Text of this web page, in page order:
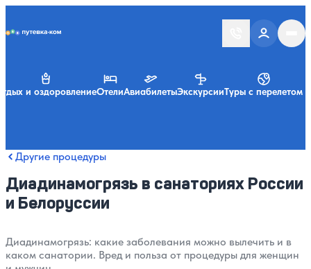
и оздоровлениеОтелиАвиабилетыЭкскурсииТуры с перелетом
Другие процедуры
Диадинамогрязь в санаториях России
и Белоруссии
Диадинамогрязь: какие заболевания можно вылечить и в
каком санатории. Вред и польза от процедуры для женщин